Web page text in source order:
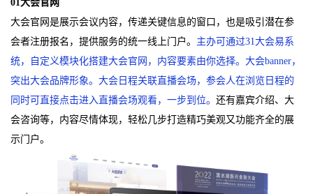
01大会官网
大会官网是展示会议内容，传递关键信息的窗口，也是吸引潜在参
会者注册报名，提供服务的统一线上门户。 主办可通过31大会易系
统，自定义模块化搭建大会官网，内容要素由你选择。大会banner，
突出大会品牌形象。大会日程关联直播会场，参会人在浏览日程的
同时可直接点击进入直播会场观看，一步到位。 还有嘉宾介绍、大
会咨询等，内容尽情体现，轻松几步打造精巧美观又功能齐全的展
示门户。